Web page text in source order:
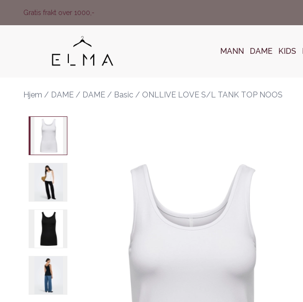
Gratis frakt over 1000,-
MANN DAME KIDS
Hjem / DAME / DAME / Basic / ONLLIVE LOVE S/L TANK TOP NOOS